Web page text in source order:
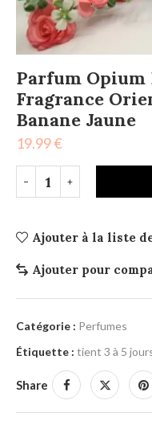
Parfum Opium
Fragrance
Banane Jaune
19.99€
Ajouter à la liste
Ajouter pour
Catégorie : Perfumes
Étiquette : tient 3 à 5
Share